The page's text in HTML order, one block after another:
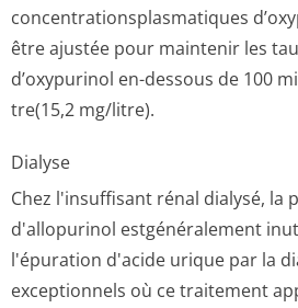
concentration­splasmatiques
être ajustée pour maintenir les
d’oxypurinol en-dessous de 100
tre(15,2 mg/li­tre).
Dialyse
Chez l'insuffisant rénal dialysé, la
d'allopurinol estgénéralement
l'épuration d'acide urique par la
exceptionnels où ce traitement